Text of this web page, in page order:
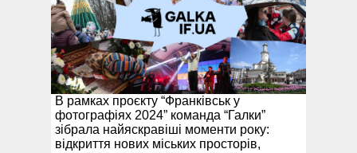
В рамках проєкту “Франківськ у
фотографіях 2024” команда “Галки”
зібрала найяскравіші моменти року:
відкриття нових міських просторів,